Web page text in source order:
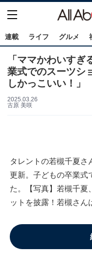
連載 ライフ グルメ
「ママかわいす
業式でのスーツシ
しかっこいい！」
2025.03.26
古原 美咲
タレントの若槻千夏さ
更新。子どもの卒業式
た。【写真】若槻千夏
ットを披露！若槻さん